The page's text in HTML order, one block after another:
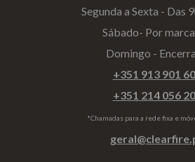
Segunda a Sexta - Das
Sábado- Por
Domingo -
+351 913 901
+351 214 056
*Chamadas para a rede fixa e